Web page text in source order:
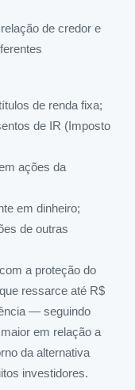
de credor e
de renda fixa;
de IR (Imposto
ações da
em dinheiro;
de outras
a proteção do
ressarce até R$
— seguindo
em relação a
da alternativa
investidores.